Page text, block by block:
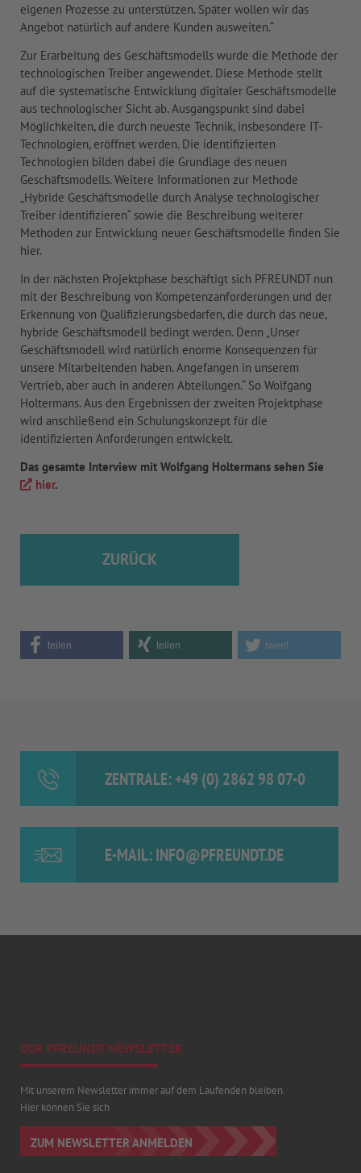
eigenen Prozesse zu unterstützen. Später wollen wir das
Angebot natürlich auf andere Kunden ausweiten.“
Zur Erarbeitung des Geschäftsmodells wurde die Methode der
technologischen Treiber angewendet. Diese Methode stellt
auf die systematische Entwicklung digitaler Geschäftsmodelle
aus technologischer Sicht ab. Ausgangspunkt sind dabei
Möglichkeiten, die durch neueste Technik, insbesondere IT-
Technologien, eröffnet werden. Die identifizierten
Technologien bilden dabei die Grundlage des neuen
Geschäftsmodells. Weitere Informationen zur Methode
„Hybride Geschäftsmodelle durch Analyse technologischer
Treiber identifizieren“ sowie die Beschreibung weiterer
Methoden zur Entwicklung neuer Geschäftsmodelle finden Sie
hier.
In der nächsten Projektphase beschäftigt sich PFREUNDT nun
mit der Beschreibung von Kompetenzanforderungen und der
Erkennung von Qualifizierungsbedarfen, die durch das neue,
hybride Geschäftsmodell bedingt werden. Denn „Unser
Geschäftsmodell wird natürlich enorme Konsequenzen für
unsere Mitarbeitenden haben. Angefangen in unserem
Vertrieb, aber auch in anderen Abteilungen.“ So Wolfgang
Holtermans. Aus den Ergebnissen der zweiten Projektphase
wird anschließend ein Schulungskonzept für die
identifizierten Anforderungen entwickelt.
Das gesamte Interview mit Wolfgang Holtermans sehen Sie
hier.
ZURÜCK
teilen teilen tweet
ZENTRALE: +49 (0) 2862 98 07-0
E-MAIL: INFO@PFREUNDT.DE
DER PFREUNDT NEWSLETTER
Mit unserem Newsletter immer auf dem Laufenden bleiben.
Hier können Sie sich
ZUM NEWSLETTER ANMELDEN